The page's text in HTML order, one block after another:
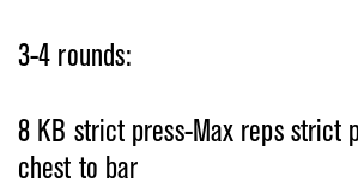
3-4 rounds:
8 KB strict press-Max reps strict
chest to bar